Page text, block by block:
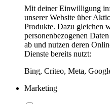
Mit deiner Einwilligung
unserer Website über
Produkte. Dazu gleichen
personenbezogenen
ab und nutzen deren
Dienste bereits nutzt:
Bing, Criteo, Meta,
Marketing